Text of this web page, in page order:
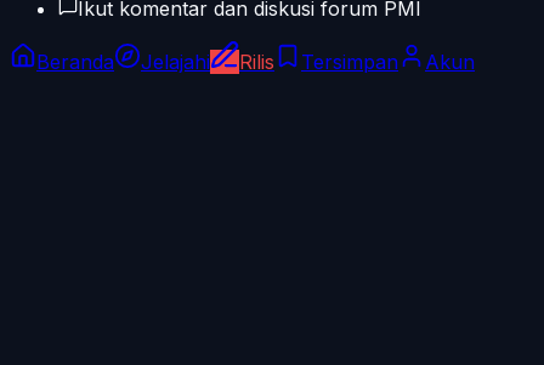
Ikut komentar dan diskusi forum PMI
Beranda Jelajahi Rilis Tersimpan Akun